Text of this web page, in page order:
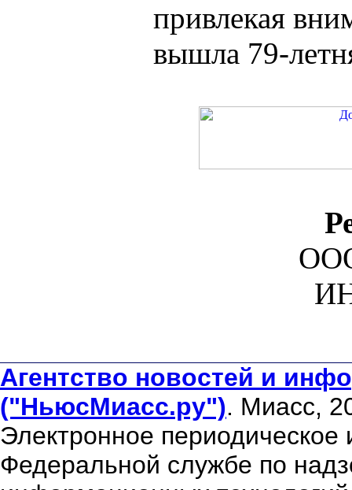
привлекая
вышла 79-
Агентство новостей и
("НьюсМиасс.ру"). Миасс,
Электронное периодическое
Федеральной службе по